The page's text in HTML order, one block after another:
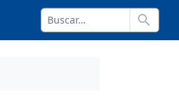
search